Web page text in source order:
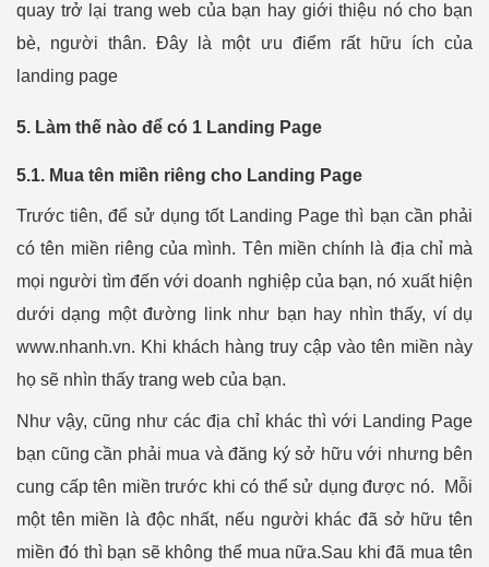
quay trở lại trang web của bạn hay giới thiệu nó cho bạn
bè, người thân. Đây là một ưu điểm rất hữu ích của
landing page
5. Làm thế nào để có 1 Landing Page
5.1. Mua tên miền riêng cho Landing Page
Trước tiên, để sử dụng tốt Landing Page thì bạn cần phải
có tên miền riêng của mình. Tên miền chính là địa chỉ mà
mọi người tìm đến với doanh nghiệp của bạn, nó xuất hiện
dưới dạng một đường link như bạn hay nhìn thấy, ví dụ
www.nhanh.vn. Khi khách hàng truy cập vào tên miền này
họ sẽ nhìn thấy trang web của bạn.
Như vậy, cũng như các địa chỉ khác thì với Landing Page
bạn cũng cần phải mua và đăng ký sở hữu với nhưng bên
cung cấp tên miền trước khi có thể sử dụng được nó. Mỗi
một tên miền là độc nhất, nếu người khác đã sở hữu tên
miền đó thì bạn sẽ không thể mua nữa.Sau khi đã mua tên